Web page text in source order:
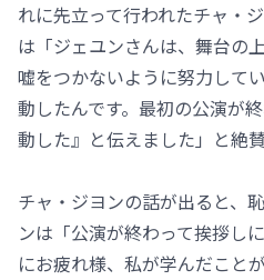
れに先立って行われたチャ・
は「ジェユンさんは、舞台の
嘘をつかないように努力して
動したんです。最初の公演が
動した』と伝えました」と絶賛
チャ・ジヨンの話が出ると、
ンは「公演が終わって挨拶し
にお疲れ様、私が学んだこと